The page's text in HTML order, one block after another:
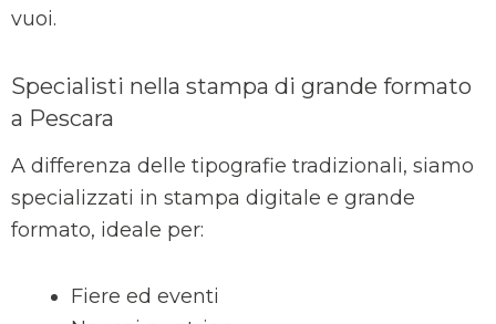
vuoi.
Specialisti nella stampa di grande formato
a Pescara
A differenza delle tipografie tradizionali, siamo
specializzati in stampa digitale e grande
formato, ideale per:
Fiere ed eventi